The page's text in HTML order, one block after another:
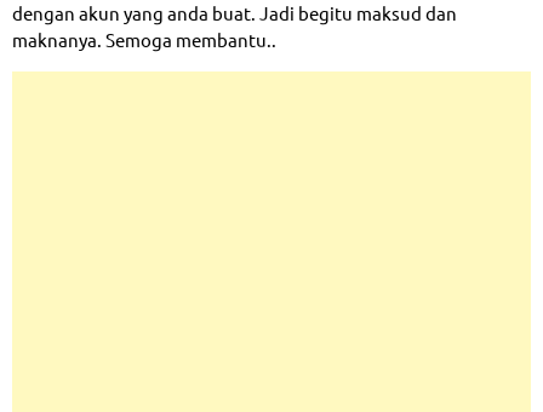
dengan akun yang anda buat. Jadi begitu maksud dan
maknanya. Semoga membantu..